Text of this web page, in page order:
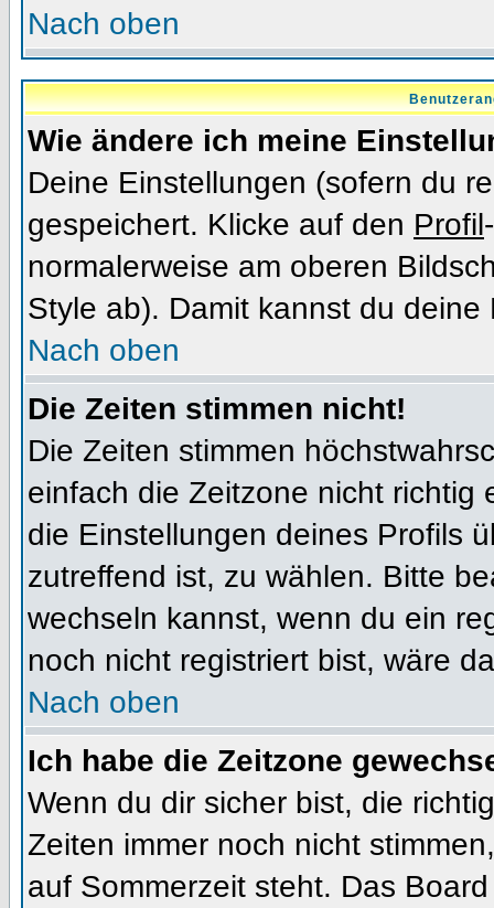
Nach oben
Wie ändere ich meine
Deine Einstellungen (sofern du
gespeichert. Klicke auf den Profil
normalerweise am oberen
Style ab). Damit kannst du
Nach oben
Die Zeiten stimmen nicht!
Die Zeiten stimmen
einfach die Zeitzone nicht richtig
die Einstellungen deines Profils
zutreffend ist, zu wählen. Bitte
wechseln kannst, wenn du ein
noch nicht registriert bist, wäre
Nach oben
Ich habe die Zeitzone
Wenn du dir sicher bist, die
Zeiten immer noch nicht
auf Sommerzeit steht. Das